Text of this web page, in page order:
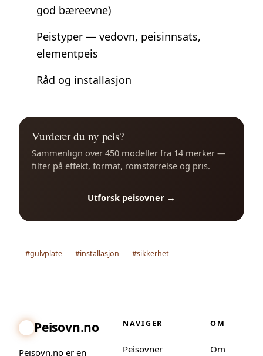
god bæreevne)
Peistyper — vedovn, peisinnsats,
elementpeis
Råd og installasjon
Vurderer du ny peis?
Sammenlign over 450 modeller fra 14 merker —
filter på effekt, format, romstørrelse og pris.
Utforsk peisovner →
#gulvplate #installasjon #sikkerhet
Peisovn.no
Peisovn.no er en
NAVIGER
Peisovner
OM
Om